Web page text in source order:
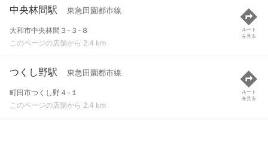
中央林間駅 東急田園都市線
大和市中央林間３-３-８
このページの店舗から 2.4 km
ルート
を見る
つくし野駅 東急田園都市線
町田市つくし野４-１
このページの店舗から 2.4 km
ルート
を見る